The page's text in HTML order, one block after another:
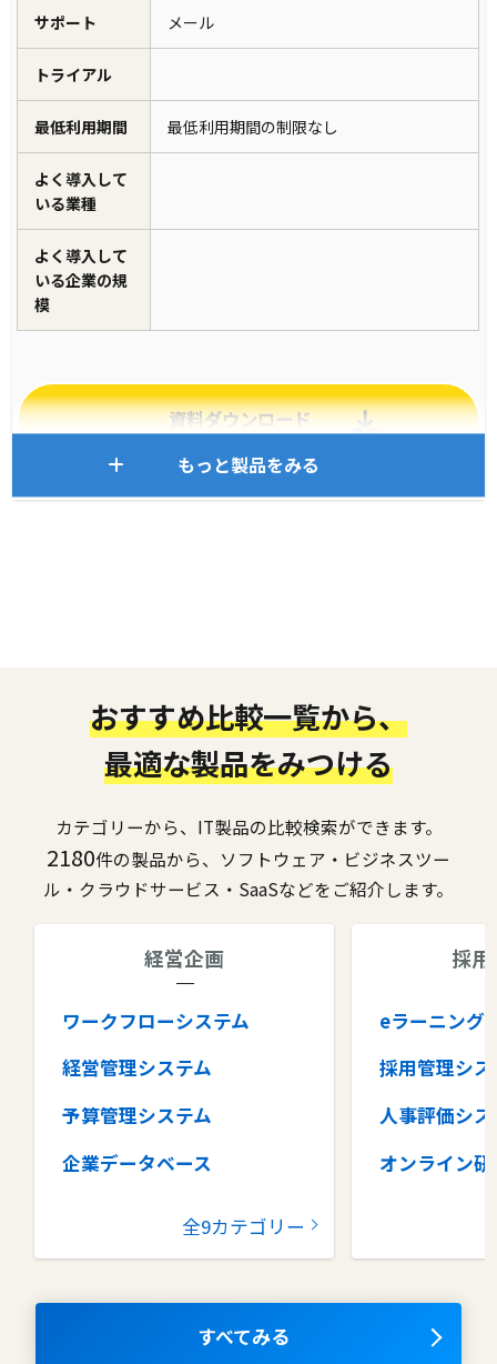
サポート メール
トライアル
最低利用期間 最低利用期間の制限なし
よく導入して
いる業種
よく導入して
いる企業の規
模
資料ダウンロード
もっと製品をみる
おすすめ比較一覧から、
最適な製品をみつける
カテゴリーから、IT製品の比較検索ができます。
2180件の製品から、ソフトウェア・ビジネスツー
ル・クラウドサービス・SaaSなどをご紹介します。
経営企画
ワークフローシステム
経営管理システム
予算管理システム
企業データベース
コラボレーションツール
ナレッジマネジメントツール
全9カテゴリー
採
eラーニング
採用管理シス
人事評価シス
オンライン研
タレントマ
OKRツール
すべてみる